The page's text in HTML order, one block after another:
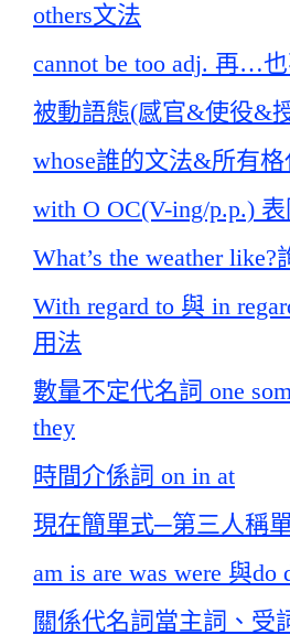
others文法
cannot be too adj. 再…
被動語態(感官&使役&
whose誰的文法&所有格
with O OC(V-ing/p.p.)
What’s the weather
With regard to 與 in
用法
數量不定代名詞 one
they
時間介係詞 on in at
現在簡單式─第三人稱
am is are was were 與do
關係代名詞當主詞、受